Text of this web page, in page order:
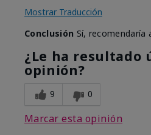
Mostrar Traducción
Conclusión Sí, recomendaría
¿Le ha resultado
opinión?
9 0
Marcar esta opinión